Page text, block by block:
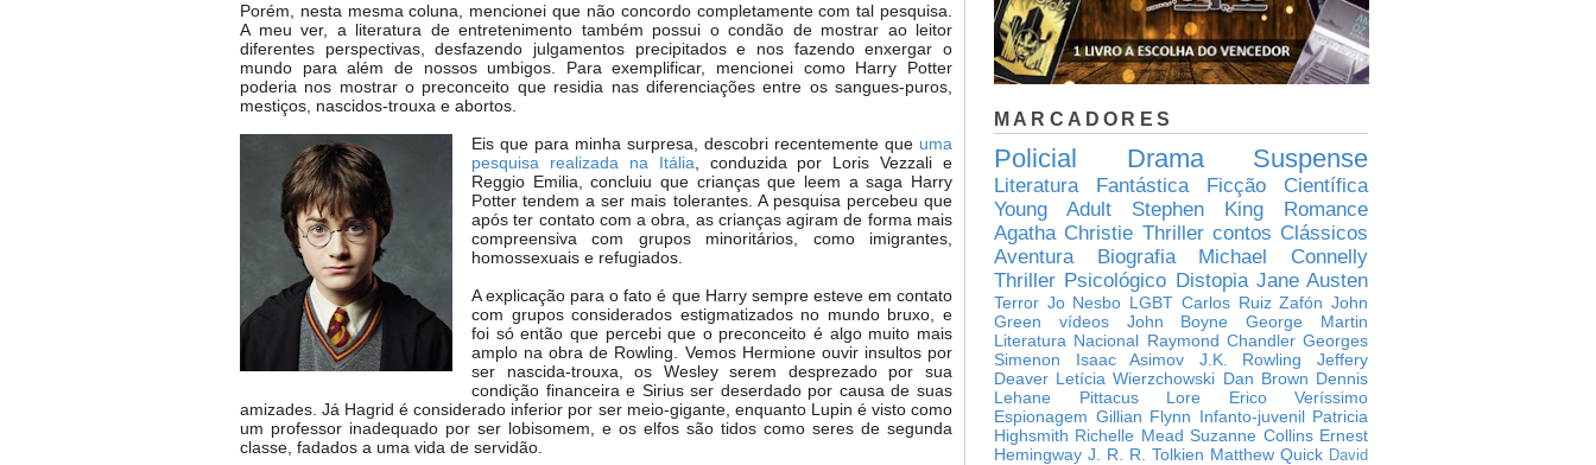
Porém, nesta mesma coluna, mencionei que não concordo completamente com tal pesquisa.
A meu ver, a literatura de entretenimento também possui o condão de mostrar ao leitor
diferentes perspectivas, desfazendo julgamentos precipitados e nos fazendo enxergar o
mundo para além de nossos umbigos. Para exemplificar, mencionei como Harry Potter
poderia nos mostrar o preconceito que residia nas diferenciações entre os sangues-puros,
mestiços, nascidos-trouxa e abortos.
Eis que para minha surpresa, descobri recentemente que uma
pesquisa realizada na Itália , conduzida por Loris Vezzali e
Reggio Emilia, concluiu que crianças que leem a saga Harry
Potter tendem a ser mais tolerantes. A pesquisa percebeu que
após ter contato com a obra, as crianças agiram de forma mais
compreensiva com grupos minoritários, como imigrantes,
homossexuais e refugiados.
A explicação para o fato é que Harry sempre esteve em contato
com grupos considerados estigmatizados no mundo bruxo, e
foi só então que percebi que o preconceito é algo muito mais
amplo na obra de Rowling. Vemos Hermione ouvir insultos por
ser nascida-trouxa, os Wesley serem desprezado por sua
condição financeira e Sirius ser deserdado por causa de suas
amizades. Já Hagrid é considerado inferior por ser meio-gigante, enquanto Lupin é visto como
um professor inadequado por ser lobisomem, e os elfos são tidos como seres de segunda
classe, fadados a uma vida de servidão.
MARCADORES
Policial Drama Suspense
Literatura Fantástica
Ficção Científica
Young Adult
Stephen King
Romance
Agatha Christie Thriller contos Clássicos
Aventura
Biografia
Michael Connelly
Thriller Psicológico Distopia Jane Austen
Terror Jo Nesbo LGBT Carlos Ruiz Zafón John
Green
vídeos John Boyne
George Martin
Literatura Nacional Raymond Chandler Georges
Simenon
Isaac Asimov J.K. Rowling
Jeffery
Deaver Letícia Wierzchowski Dan Brown Dennis
Lehane
Pittacus Lore
Erico Veríssimo
Espionagem Gillian Flynn Infanto-juvenil Patricia
Highsmith Richelle Mead Suzanne Collins Ernest
Hemingway J. R. R. Tolkien Matthew Quick David